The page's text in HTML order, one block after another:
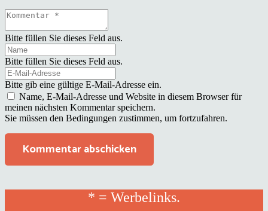
Bitte füllen Sie dieses Feld aus.
Bitte füllen Sie dieses Feld aus.
Bitte gib eine gültige E-Mail-Adresse ein.
Name, E-Mail-Adresse und Website in diesem Browser für
meinen nächsten Kommentar speichern.
Sie müssen den Bedingungen zustimmen, um fortzufahren.
Kommentar abschicken
* = Werbelinks.